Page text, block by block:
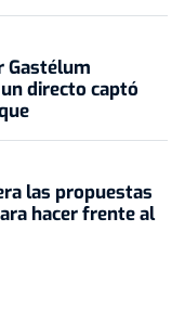
Gastélum
directo captó
las propuestas
hacer frente al